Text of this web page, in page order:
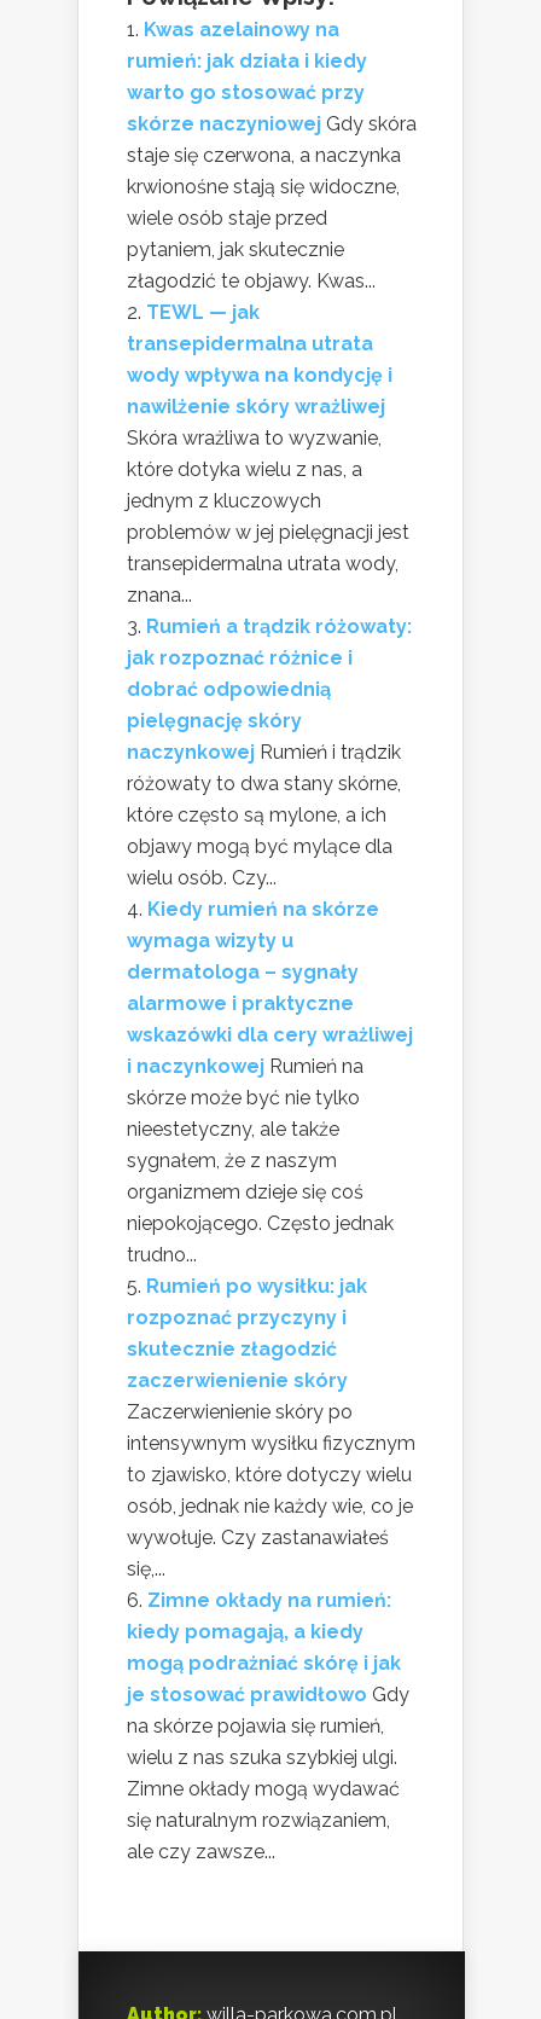
Kwas azelainowy na
rumień: jak działa i kiedy
warto go stosować przy
skórze naczyniowej Gdy skóra
staje się czerwona, a naczynka
krwionośne stają się widoczne,
wiele osób staje przed
pytaniem, jak skutecznie
złagodzić te objawy. Kwas...
TEWL — jak
transepidermalna utrata
wody wpływa na kondycję i
nawilżenie skóry wrażliwej
Skóra wrażliwa to wyzwanie,
które dotyka wielu z nas, a
jednym z kluczowych
problemów w jej pielęgnacji jest
transepidermalna utrata wody,
znana...
Rumień a trądzik różowaty:
jak rozpoznać różnice i
dobrać odpowiednią
pielęgnację skóry
naczynkowej Rumień i trądzik
różowaty to dwa stany skórne,
które często są mylone, a ich
objawy mogą być mylące dla
wielu osób. Czy...
Kiedy rumień na skórze
wymaga wizyty u
dermatologa – sygnały
alarmowe i praktyczne
wskazówki dla cery wrażliwej
i naczynkowej Rumień na
skórze może być nie tylko
nieestetyczny, ale także
sygnałem, że z naszym
organizmem dzieje się coś
niepokojącego. Często jednak
trudno...
Rumień po wysiłku: jak
rozpoznać przyczyny i
skutecznie złagodzić
zaczerwienienie skóry
Zaczerwienienie skóry po
intensywnym wysiłku fizycznym
to zjawisko, które dotyczy wielu
osób, jednak nie każdy wie, co je
wywołuje. Czy zastanawiałeś
się,...
Zimne okłady na rumień:
kiedy pomagają, a kiedy
mogą podrażniać skórę i jak
je stosować prawidłowo Gdy
na skórze pojawia się rumień,
wielu z nas szuka szybkiej ulgi.
Zimne okłady mogą wydawać
się naturalnym rozwiązaniem,
ale czy zawsze...